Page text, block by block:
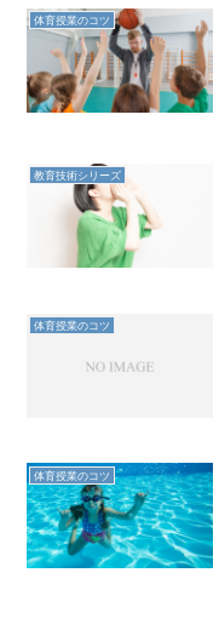
体育授業のコツ
教育技術シリーズ
体育授業のコツ
体育授業のコツ